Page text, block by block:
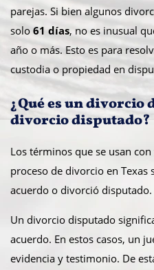
parejas. Si bien algunos
solo 61 días, no es inusual
año o más. Esto es para
custodia o propiedad en
¿Qué es un divorcio
divorcio disputado?
Los términos que se usan
proceso de divorcio en
acuerdo o divorció disputado.
Un divorcio disputado
acuerdo. En estos casos, un
evidencia y testimonio. De